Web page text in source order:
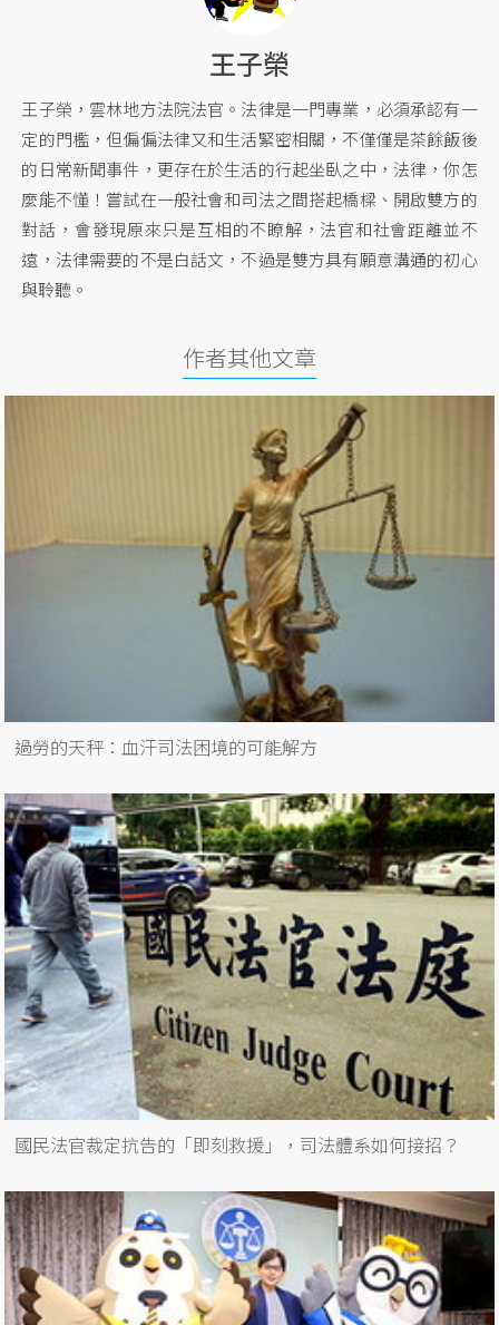
王子榮
王子榮，雲林地方法院法官。法律是一門專業，必須承認有一
定的門檻，但偏偏法律又和生活緊密相關，不僅僅是茶餘飯後
的日常新聞事件，更存在於生活的行起坐臥之中，法律，你怎
麼能不懂！嘗試在一般社會和司法之間搭起橋樑、開啟雙方的
對話，會發現原來只是互相的不瞭解，法官和社會距離並不
遠，法律需要的不是白話文，不過是雙方具有願意溝通的初心
與聆聽。
作者其他文章
過勞的天秤：血汗司法困境的可能解方
國民法官裁定抗告的「即刻救援」，司法體系如何接招？